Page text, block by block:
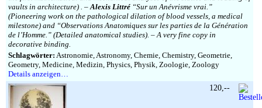
vaults in architecture) . –Alexis Littré “Sur un Anévrisme vrai.”
(Pioneering work on the pathological dilation of blood vessels, a medical
milestone) and “Observations Anatomiques sur les parties de la Génération
de l’Homme.” (Detailed anatomical studies). – A very fine copy in
decorative binding.
Schlagwörter: Astronomie, Astronomy, Chemie, Chemistry, Geometrie,
Geometry, Medicine, Medizin, Physics, Physik, Zoologie, Zoology
Details anzeigen…
120,--